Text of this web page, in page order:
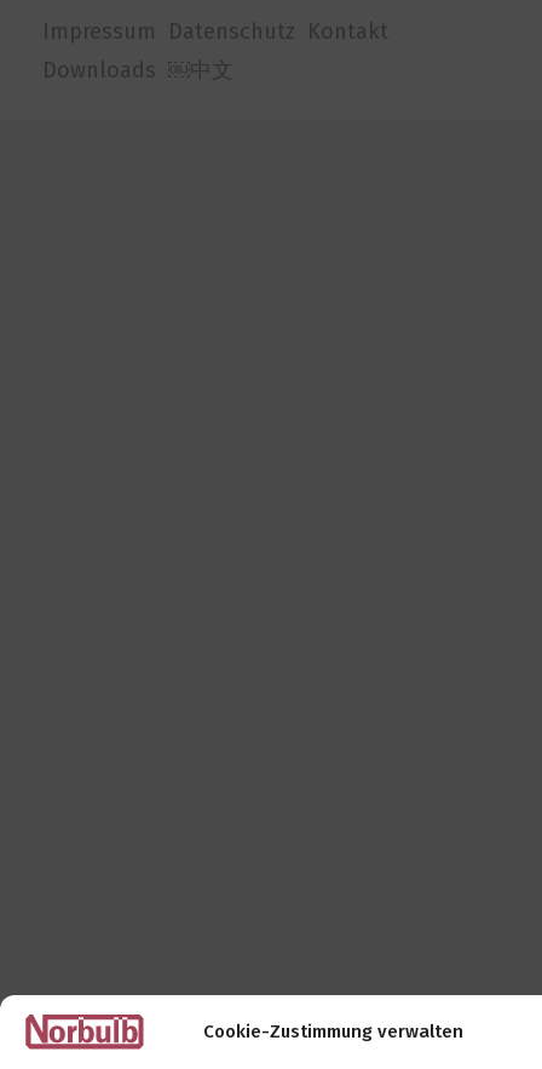
Cookie-Zustimmung verwalten
Impressum Datenschutz Kontakt
Downloads ￼中文